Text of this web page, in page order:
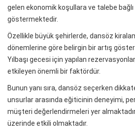
gelen ekonomik koşullara ve talebe
göstermektedir.
Özellikle büyük şehirlerde, dansöz
dönemlerine göre belirgin bir artış
Yılbaşı gecesi için yapılan
etkileyen önemli bir faktördür.
Bunun yanı sıra, dansöz seçerken
unsurlar arasında eğiticinin deneyimi,
müşteri değerlendirmeleri yer
üzerinde etkili olmaktadır.